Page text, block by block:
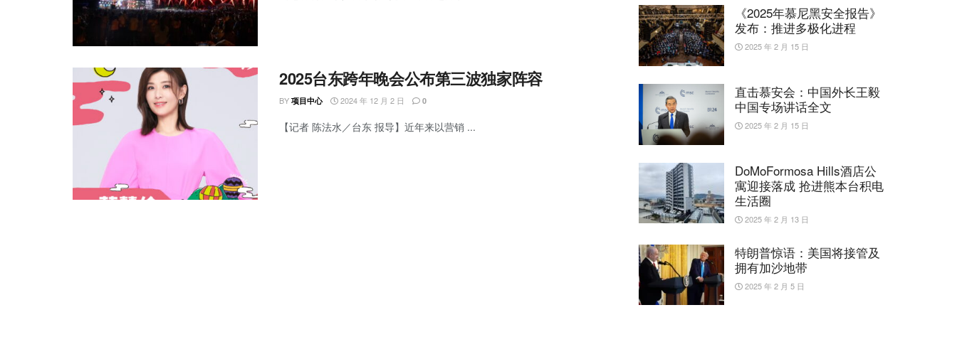
2025台东跨年晚会公布第三波独家阵容
BY 项目中心 2024 年 12 月 2 日 0
【记者 陈法水／台东 报导】近年来以营销 ...
《2025年慕尼黑安全报告》
发布：推进多极化进程
2025 年 2 月 15 日
直击慕安会：中国外长王毅
中国专场讲话全文
2025 年 2 月 15 日
DoMoFormosa Hills酒店公
寓迎接落成 抢进熊本台积电
生活圈
2025 年 2 月 13 日
特朗普惊语：美国将接管及
拥有加沙地带
2025 年 2 月 5 日